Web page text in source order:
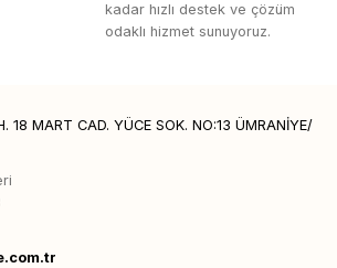
kadar hızlı destek ve çözüm
odaklı hizmet sunuyoruz.
18 MART CAD. YÜCE SOK. NO:13 ÜMRANİYE/